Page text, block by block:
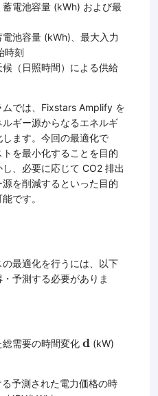
電池容量 (kWh) および最
池容量 (kWh)、最大入力
時刻
（日照時間）による供給
ムでは、Fixstars Amplify を
ギー源からなるエネルギ
ます。今回の最適化で
を最小化することを目的
、必要に応じて CO2 排出
を削減するといった目的
です。
最適化を行うには、以下
予測する必要がありま
需要の時間変化 d
d (kW)
る予測された電力価格の時